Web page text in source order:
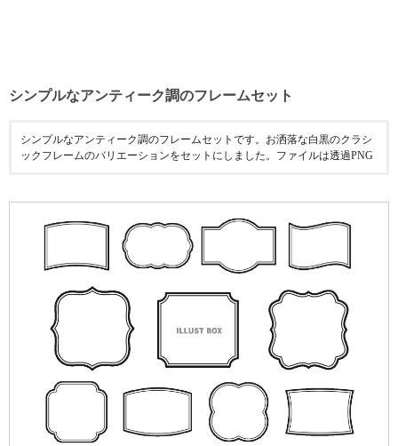
シンプルなアンティーク調のフレームセット
シンプルなアンティーク調のフレームセットです。お洒落な白黒のクラシ
ックフレームのバリエーションをセットにしました。ファイルは透過PNG